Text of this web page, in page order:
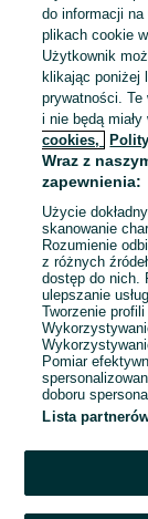
Odświeżono
Bydgoszcz
Pełny etat
Umowa
Odświeżono
do informacji
plikach cookie
Użytkownik
klikając poniżej
prywatności. Te
i nie będą miały
cookies,
Wraz z
zapewnienia:
Użycie
skanowanie
Rozumienie
z różnych
dostęp do nich.
ulepszanie
Tworzenie
Pomiar
doboru
Lista